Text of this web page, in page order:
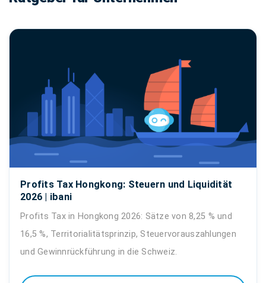
Profits Tax Hongkong: Steuern und Liquidität
2026 | ibani
Profits Tax in Hongkong 2026: Sätze von 8,25 % und
16,5 %, Territorialitätsprinzip, Steuervorauszahlungen
und Gewinnrückführung in die Schweiz.